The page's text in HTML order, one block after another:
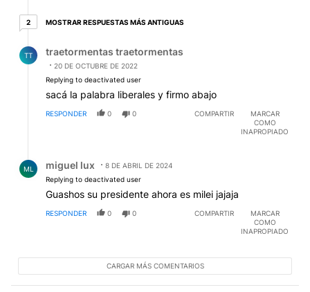
22 respuestas más antiguas
MOSTRAR RESPUESTAS MÁS ANTIGUAS
TT traetormentas traetormentas
20 DE OCTUBRE DE 2022
Replying to deactivated user
sacá la palabra liberales y firmo abajo
RESPONDER 0 0 COMPARTIR
MARCAR
COMO
INAPROPIADO
ML miguel lux
8 DE ABRIL DE 2024
Replying to deactivated user
Guashos su presidente ahora es milei jajaja
RESPONDER 0 0 COMPARTIR
MARCAR
COMO
INAPROPIADO
CARGAR MÁS COMENTARIOS